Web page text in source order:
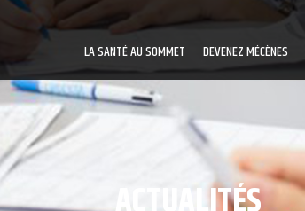
LA SANTÉ AU SOMMET DEVENEZ MÉCÈNES